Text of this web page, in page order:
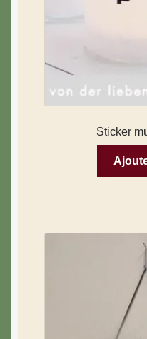
Sticker